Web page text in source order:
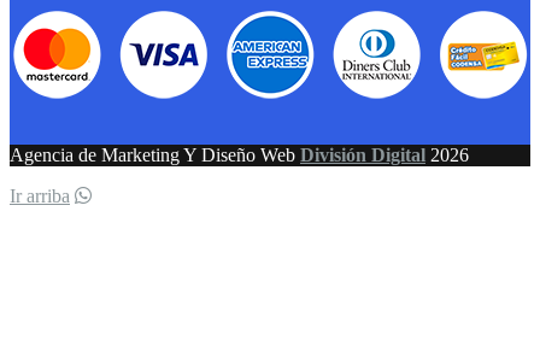
Agencia de Marketing Y Diseño Web División Digital 2026
Ir arriba